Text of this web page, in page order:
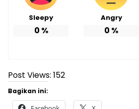
Sleepy
0 %
Angry
0 %
Post Views: 152
Bagikan ini: